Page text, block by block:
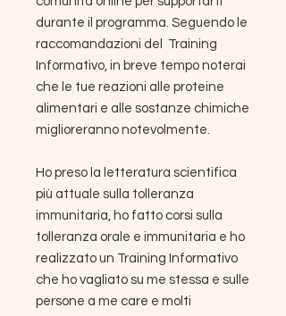
durante il programma. Seguendo le
raccomandazioni del Training
Informativo, in breve tempo noterai
che le tue reazioni alle proteine ​​
alimentari e alle sostanze chimiche
miglioreranno notevolmente.
Ho preso la letteratura scientifica
più attuale sulla tolleranza
immunitaria, ho fatto corsi sulla
tolleranza orale e immunitaria e ho
realizzato un Training Informativo
che ho vagliato su me stessa e sulle
persone a me care e molti